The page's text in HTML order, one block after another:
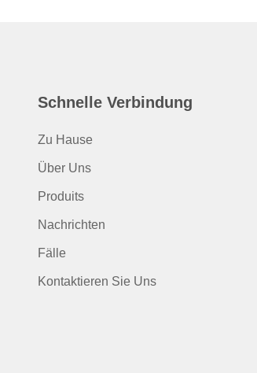
Schnelle Verbindung
Zu Hause
Über Uns
Produits
Nachrichten
Fälle
Kontaktieren Sie Uns